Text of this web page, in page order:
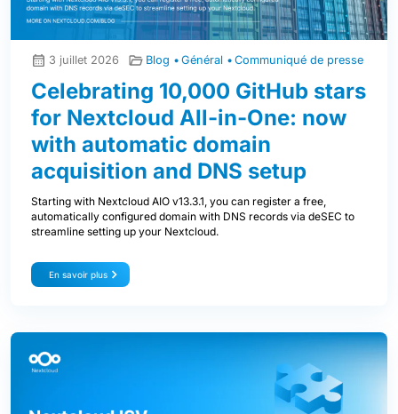
3 juillet 2026 Blog Général Communiqué de presse
Celebrating 10,000 GitHub stars
for Nextcloud All-in-One: now
with automatic domain
acquisition and DNS setup
Starting with Nextcloud AIO v13.3.1, you can register a free,
automatically configured domain with DNS records via deSEC to
streamline setting up your Nextcloud.
En savoir plus